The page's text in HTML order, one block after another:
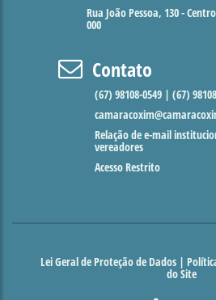
Rua João Pessoa, 130 -
000
Contato
(67) 98108-0549 | (67)
Relação de e-mail
vereadores
Acesso Restrito
Lei Geral de Proteção de Dados
do Site